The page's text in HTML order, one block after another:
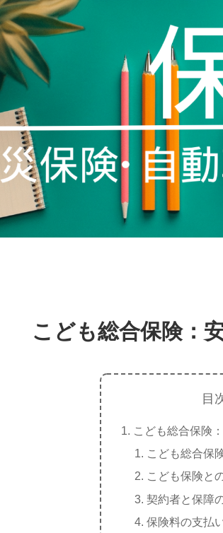
こども総合保険：
目
こども総合保険
こども総合保
こども保険と
契約者と保障
保険料の支払